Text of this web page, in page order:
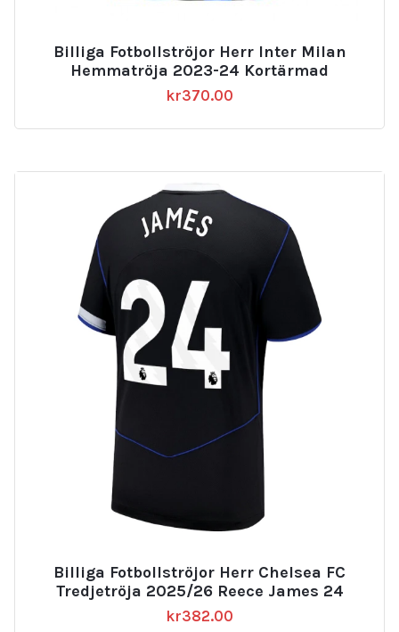
Billiga Fotbollströjor Herr Inter Milan
Hemmatröja 2023-24 Kortärmad
kr370.00
Billiga Fotbollströjor Herr Chelsea FC
Tredjetröja 2025/26 Reece James 24
kr382.00